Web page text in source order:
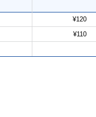
¥120
¥110